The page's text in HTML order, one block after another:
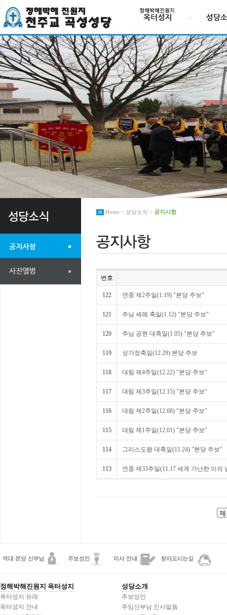
Home > 성당소식 > 공지사항
번호
122 연중 제2주일(1.19) "본당 주보"
121 주님 세례 축일(1.12) "본당 주보"
120 주님 공현 대축일(1.05) "본당 주보"
119 성가정축일(12.29) 본당 주보
118 대림 제4주일(12.22) "본당 주보"
117 대림 제3주일(12.15) "본당 주보"
116 대림 제2주일(12.08) "본당 주보"
115 대림 제1주일(12.01) "본당 주보"
114 그리스도왕 대축일(11.24) "본당 주보"
113 연중 제33주일(11.17 세계 가난한 이의
정해박해진원지 옥터성지
옥터성지 유래
옥터성지 안내
성당소개
주보성인
주임신부님 인사말씀